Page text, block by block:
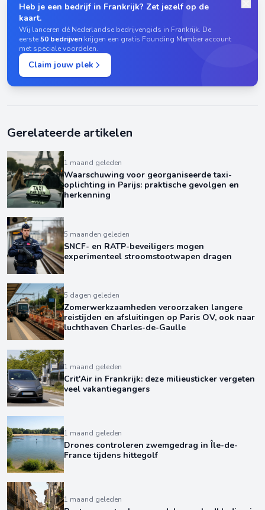
Heb je een bedrijf in Frankrijk? Zet jezelf op de
kaart.
Wij lanceren dé Nederlandse bedrijvengids in Frankrijk. De
eerste50 bedrijven krijgen een gratis Founding Member account
met speciale voordelen.
Claim jouw plek
Gerelateerde artikelen
1 maand geleden
Waarschuwing voor georganiseerde taxi-
oplichting in Parijs: praktische gevolgen en
herkenning
5 maanden geleden
SNCF- en RATP-beveiligers mogen
experimenteel stroomstootwapen dragen
5 dagen geleden
Zomerwerkzaamheden veroorzaken langere
reistijden en afsluitingen op Paris OV, ook naar
luchthaven Charles-de-Gaulle
1 maand geleden
Crit'Air in Frankrijk: deze milieusticker vergeten
veel vakantiegangers
1 maand geleden
Drones controleren zwemgedrag in Île-de-
France tijdens hittegolf
1 maand geleden